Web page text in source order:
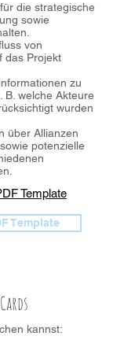
die strategische
sowie
von
das Projekt
zu
B. welche Akteure
wurden
über Allianzen
potenzielle
Template
Template
kannst: